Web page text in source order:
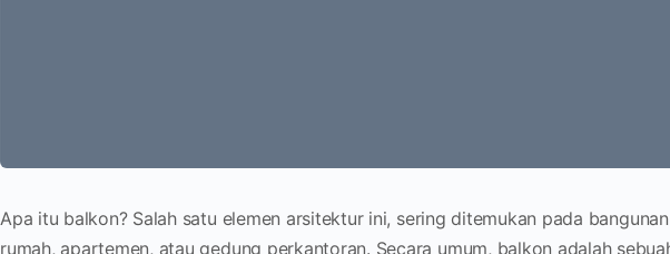
Apa itu balkon? Salah satu elemen arsitektur ini, sering ditemukan pada
rumah, apartemen, atau gedung perkantoran. Secara umum, balkon adalah